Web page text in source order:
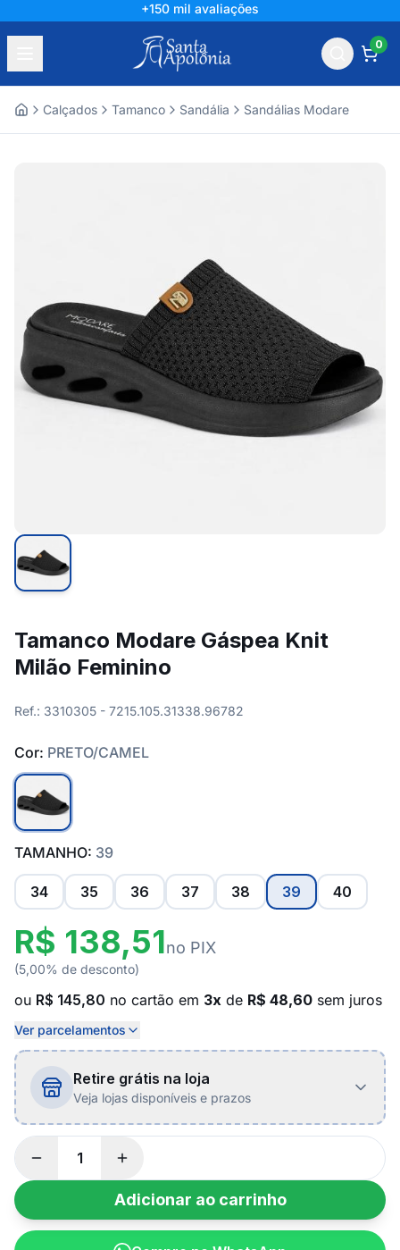
+150 mil avaliações
0
Calçados Tamanco Sandália Sandálias Modare
Tamanco Modare Gáspea Knit
Milão Feminino
Ref.: 3310305 - 7215.105.31338.96782
Cor: PRETO/CAMEL
TAMANHO: 39
34 35 36 37 38 39 40
R$ 138,51no PIX
(5,00% de desconto)
ou R$ 145,80 no cartão em 3x de R$ 48,60 sem juros
Ver parcelamentos
Retire grátis na loja
Veja lojas disponíveis e prazos
Adicionar ao carrinho